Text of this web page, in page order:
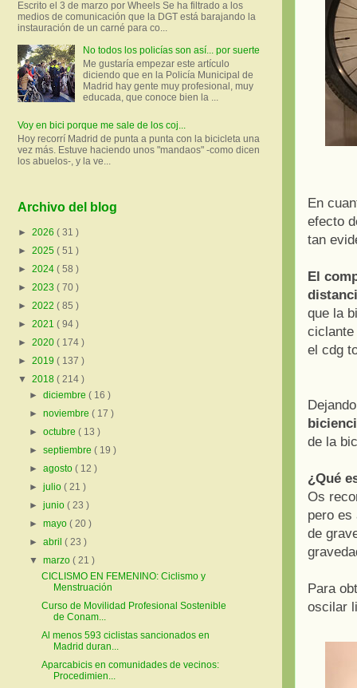
En
efecto
tan
El
que la
ciclante
el cdg
de la
¿Qué
Os
pero es
de
Para
oscilar
Escrito el 3 de marzo por Wheels Se ha filtrado a los
medios de comunicación que la DGT está barajando la
instauración de un carné para co...
No todos los policías son así... por suerte
Me gustaría empezar este artículo
diciendo que en la Policía Municipal de
Madrid hay gente muy profesional, muy
educada, que conoce bien la ...
Voy en bici porque me sale de los coj...
Hoy recorrí Madrid de punta a punta con la bicicleta una
vez más. Estuve haciendo unos "mandaos" -como dicen
los abuelos-, y la ve...
Archivo del blog
► 2026 ( 31 )
► 2025 ( 51 )
► 2024 ( 58 )
► 2023 ( 70 )
► 2022 ( 85 )
► 2021 ( 94 )
► 2020 ( 174 )
► 2019 ( 137 )
▼ 2018 ( 214 )
►diciembre( 16 )
►noviembre( 17 )
►octubre( 13 )
►septiembre( 19 )
►agosto( 12 )
►julio( 21 )
►junio( 23 )
►mayo( 20 )
►abril( 23 )
▼marzo( 21 )
CICLISMO EN FEMENINO: Ciclismo y
Menstruación
Curso de Movilidad Profesional Sostenible
de Conam...
Al menos 593 ciclistas sancionados en
Madrid duran...
Aparcabicis en comunidades de vecinos:
Procedimien...